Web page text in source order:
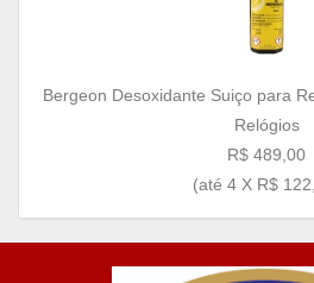
Bergeon Desoxidante Suiço para
Relógios
R$ 489,00
(até 4 X R$